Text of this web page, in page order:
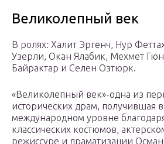
Великолепный век
В ролях: Халит Эргенч, Нур
Узерли, Окан Ялабик, Мехмет
Байрактар ​​и Селен Озтюрк.
«Великолепный век»-одна из
исторических драм, получившая
международном уровне
классических костюмов,
режиссуре и драматизации